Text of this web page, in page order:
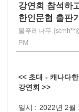
강연회 참석하
한인문협 출판
물푸레나무
PM
<< 초대 - 캐나다
강연회 >>
일시 : 2022년 2월